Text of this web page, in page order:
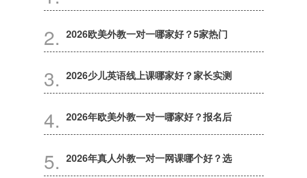
2026欧美外教一对一哪家好？5家热门
2026少儿英语线上课哪家好？家长实测
2026年欧美外教一对一哪家好？报名后
2026年真人外教一对一网课哪个好？选